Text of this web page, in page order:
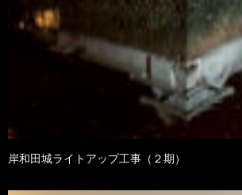
岸和田城ライトアップ工事（２期）